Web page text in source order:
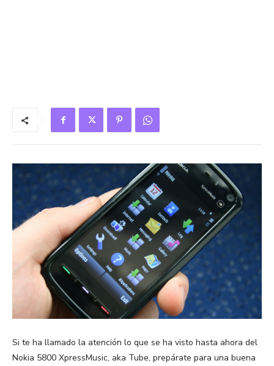
Si te ha llamado la atención lo que se ha visto hasta ahora del
Nokia 5800 XpressMusic, aka Tube, prepárate para una buena